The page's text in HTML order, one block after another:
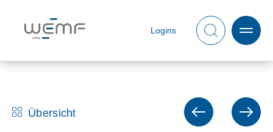
Logins
Übersicht